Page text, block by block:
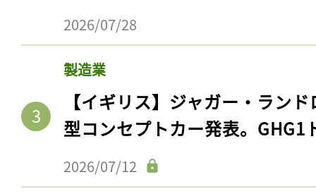
2026/07/28
製造業
【イギリス】ジャガー・ラン
型コンセプトカー発表。GHG1
2026/07/12